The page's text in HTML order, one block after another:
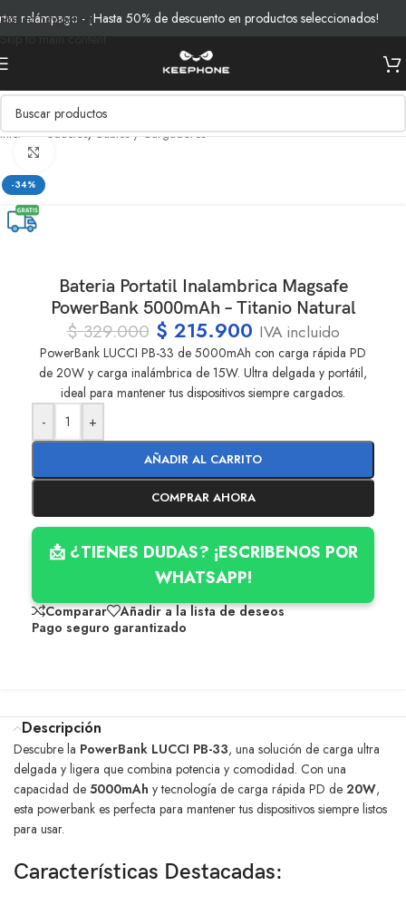
Skip to navigation
Skip to main content
relámpago - ¡Hasta 50% de descuento en productos seleccionados!
Inicio/Productos/Cables y Cargadores
-34%
Bateria Portatil Inalambrica Magsafe
PowerBank 5000mAh – Titanio Natural
$329.000 $ 215.900 IVA incluido
PowerBank LUCCI PB-33 de 5000mAh con carga rápida PD
de 20W y carga inalámbrica de 15W. Ultra delgada y portátil,
ideal para mantener tus dispositivos siempre cargados.
-
+
AÑADIR AL CARRITO
COMPRAR AHORA
📩 ¿TIENES DUDAS? ¡ESCRIBENOS POR
WHATSAPP!
Comparar
Añadir a la lista de deseos
Pago seguro garantizado
Descripción
Descubre la PowerBank LUCCI PB-33, una solución de carga ultra
delgada y ligera que combina potencia y comodidad. Con una
capacidad de 5000mAh y tecnología de carga rápida PD de 20W,
esta powerbank es perfecta para mantener tus dispositivos siempre listos
para usar.
Características Destacadas: